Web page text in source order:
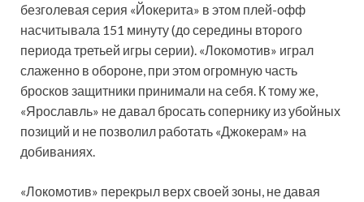
безголевая серия «Йокерита» в этом плей-офф
насчитывала 151 минуту (до середины второго
периода третьей игры серии). «Локомотив» играл
слаженно в обороне, при этом огромную часть
бросков защитники принимали на себя. К тому же,
«Ярославль» не давал бросать сопернику из убойных
позиций и не позволил работать «Джокерам» на
добиваниях.
«Локомотив» перекрыл верх своей зоны, не давая